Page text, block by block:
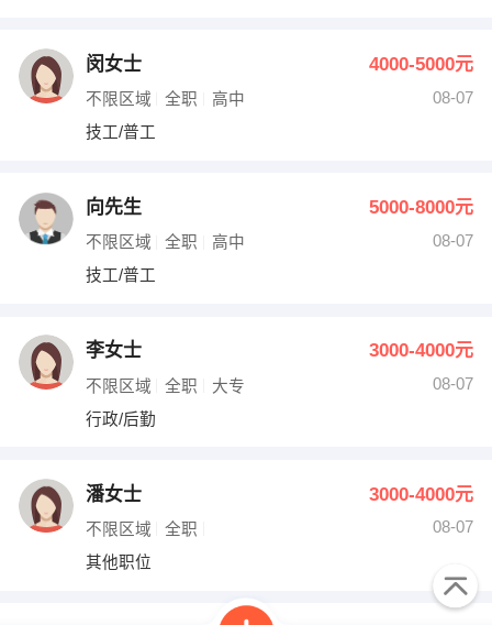
闵女士 4000-5000元
不限区域 全职 高中
08-07
技工/普工
向先生 5000-8000元
不限区域 全职 高中
08-07
技工/普工
李女士 3000-4000元
不限区域 全职 大专
08-07
行政/后勤
潘女士 3000-4000元
不限区域 全职
08-07
其他职位